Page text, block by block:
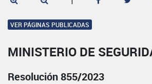
VER PÁGINAS PUBLICADAS
MINISTERIO DE
Resolución 855/2023